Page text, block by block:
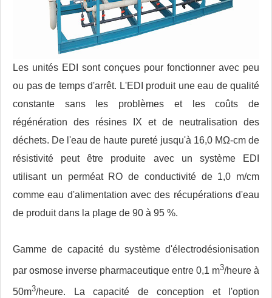
Les unités EDI sont conçues pour fonctionner avec peu
ou pas de temps d'arrêt. L'EDI produit une eau de qualité
constante sans les problèmes et les coûts de
régénération des résines IX et de neutralisation des
déchets. De l'eau de haute pureté jusqu'à 16,0 MΩ-cm de
résistivité peut être produite avec un système EDI
utilisant un perméat RO de conductivité de 1,0 m/cm
comme eau d'alimentation avec des récupérations d'eau
de produit dans la plage de 90 à 95 %.
Gamme de capacité du système d'électrodésionisation
par osmose inverse pharmaceutique entre 0,1 m3/heure à
50m3/heure. La capacité de conception et l'option